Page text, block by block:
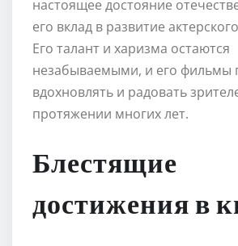
настоящее достояние
его вклад в развитие
Его талант и харизма остаются
незабываемыми, и его фильмы
вдохновлять и радовать
протяжении многих лет.
Блестящие
достижения в